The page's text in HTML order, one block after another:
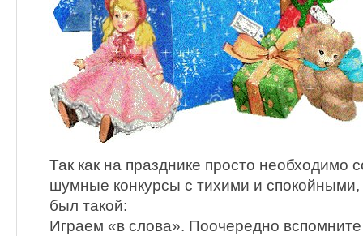
Так как на празднике просто необходимо
шумные конкурсы с тихими и
был такой:
Играем «в слова». Поочередно